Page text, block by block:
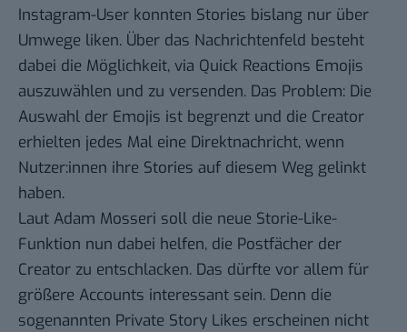
Instagram-User konnten Stories bislang nur über
Umwege liken. Über das Nachrichtenfeld besteht
dabei die Möglichkeit, via Quick Reactions Emojis
auszuwählen und zu versenden. Das Problem: Die
Auswahl der Emojis ist begrenzt und die Creator
erhielten jedes Mal eine Direktnachricht, wenn
Nutzer:innen ihre Stories auf diesem Weg gelinkt
haben.
Laut Adam Mosseri soll die neue Storie-Like-
Funktion nun dabei helfen, die Postfächer der
Creator zu entschlacken. Das dürfte vor allem für
größere Accounts interessant sein. Denn die
sogenannten Private Story Likes erscheinen nicht